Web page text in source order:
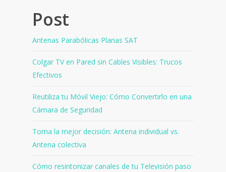
Post
Antenas Parabólicas Planas SAT
Colgar TV en Pared sin Cables Visibles: Trucos
Efectivos
Reutiliza tu Móvil Viejo: Cómo Convertirlo en una
Cámara de Seguridad
Toma la mejor decisión: Antena individual vs.
Antena colectiva
Cómo resintonizar canales de tu Televisión paso